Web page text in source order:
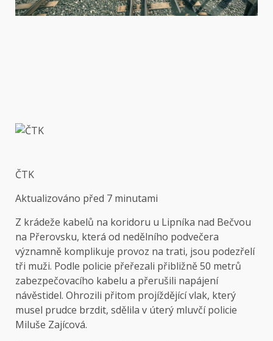
ČTK
Aktualizováno před 7 minutami
Z krádeže kabelů na koridoru u Lipníka nad Bečvou
na Přerovsku, která od nedělního podvečera
významně komplikuje provoz na trati, jsou podezřelí
tři muži. Podle policie přeřezali přibližně 50 metrů
zabezpečovacího kabelu a přerušili napájení
návěstidel. Ohrozili přitom projíždějící vlak, který
musel prudce brzdit, sdělila v úterý mluvčí policie
Miluše Zajícová.